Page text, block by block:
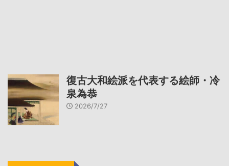
復古大和絵派を代表する絵師・冷
泉為恭
2026/7/27